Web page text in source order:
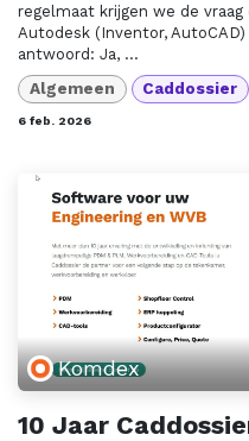
regelmaat krijgen we de
Autodesk (Inventor,
antwoord: Ja, ...
Algemeen Caddossier
6 feb. 2026
Komdex
10 Jaar